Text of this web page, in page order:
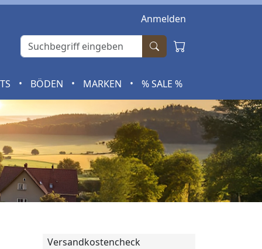
Anmelden
• BÖDEN • MARKEN • % SALE %
Versandkostencheck